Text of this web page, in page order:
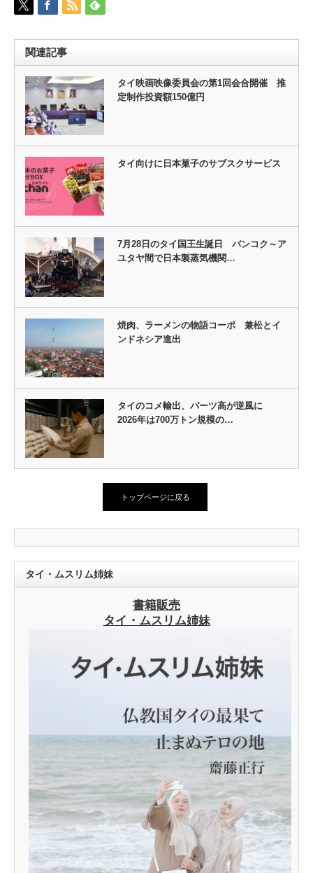
関連記事
タイ映画映像委員会の第1回会合開催 推
定制作投資額150億円
タイ向けに日本菓子のサブスクサービス
7月28日のタイ国王生誕日 バンコク～ア
ユタヤ間で日本製蒸気機関…
焼肉、ラーメンの物語コーポ 兼松とイ
ンドネシア進出
タイのコメ輸出、バーツ高が逆風に
2026年は700万トン規模の…
トップページに戻る
タイ・ムスリム姉妹
書籍販売
タイ・ムスリム姉妹